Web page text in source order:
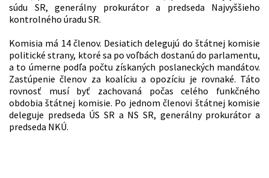
súdu SR, generálny prokurátor a predseda Najvyššieho
kontrolného úradu SR.
Komisia má 14 členov. Desiatich delegujú do štátnej komisie
politické strany, ktoré sa po voľbách dostanú do parlamentu,
a to úmerne podľa počtu získaných poslaneckých mandátov.
Zastúpenie členov za koalíciu a opozíciu je rovnaké. Táto
rovnosť musí byť zachovaná počas celého funkčného
obdobia štátnej komisie. Po jednom členovi štátnej komisie
deleguje predseda ÚS SR a NS SR, generálny prokurátor a
predseda NKÚ.